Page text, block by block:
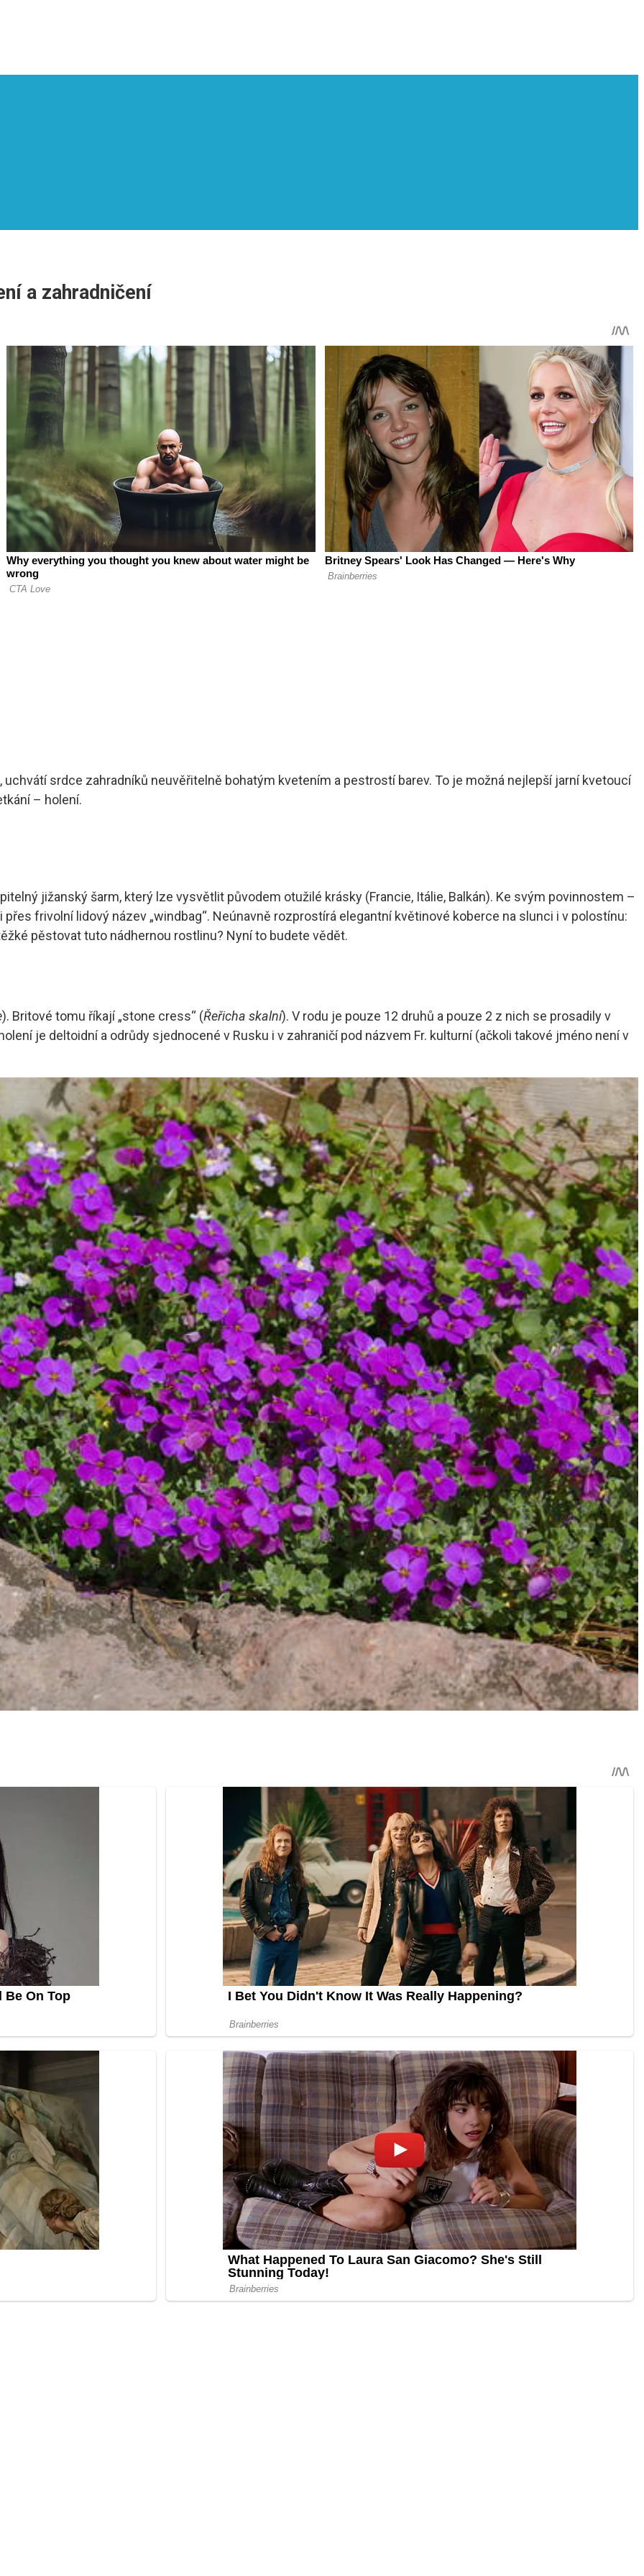
a zahradničení
srdce zahradníků neuvěřitelně bohatým kvetením a pestrostí barev. To je možná nejlepší jarní kvetoucí
– holení.
jižanský šarm, který lze vysvětlit původem otužilé krásky (Francie, Itálie, Balkán). Ke svým povinnostem –
frivolní lidový název „windbag“. Neúnavně rozprostírá elegantní květinové koberce na slunci i v polostínu:
pěstovat tuto nádhernou rostlinu? Nyní to budete vědět.
). Britové tomu říkají „stone cress“ (Řeřicha skalní). V rodu je pouze 12 druhů a pouze 2 z nich se prosadily v
je deltoidní a odrůdy sjednocené v Rusku i v zahraničí pod názvem Fr. kulturní (ačkoli takové jméno není v